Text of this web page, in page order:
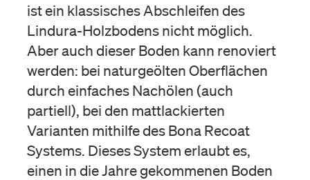
ist ein klassisches Abschleifen des
Lindura-Holzbodens nicht möglich.
Aber auch dieser Boden kann renoviert
werden: bei naturgeölten Oberflächen
durch einfaches Nachölen (auch
partiell), bei den mattlackierten
Varianten mithilfe des Bona Recoat
Systems. Dieses System erlaubt es,
einen in die Jahre gekommenen Boden